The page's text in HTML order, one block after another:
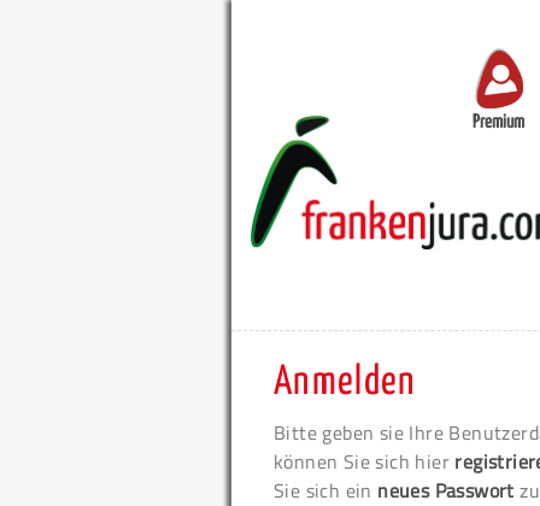
Premium
Anmelden
Bitte geben sie Ihre
können Sie sich hier
Sie sich ein neues Passwort